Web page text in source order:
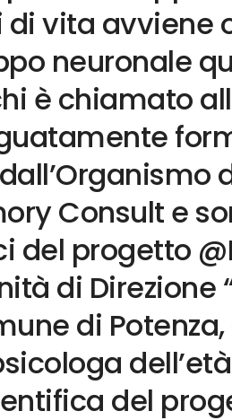
vita avviene
neuronale
è chiamato
Consult e
del progetto
di Direzione
di
del